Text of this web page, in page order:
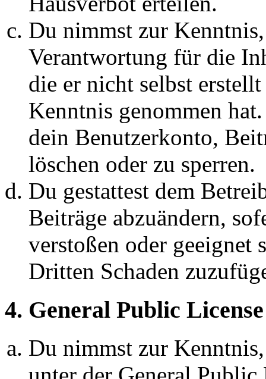
Du nimmst zur
Verantwortung für die
die er nicht selbst
Kenntnis genommen
dein Benutzerkonto,
löschen oder zu sperren.
Du gestattest dem
Beiträge abzuändern,
verstoßen oder geeignet
Dritten Schaden
4. General Public License
Du nimmst zur